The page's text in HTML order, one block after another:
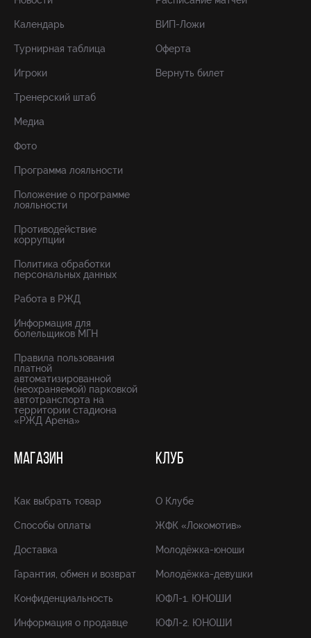
Календарь
Турнирная таблица
Игроки
Тренерский штаб
Медиа
Фото
Программа лояльности
Положение о программе
лояльности
Противодействие
коррупции
Политика обработки
персональных данных
Работа в РЖД
Информация для
болельщиков МГН
Правила пользования
платной
автоматизированной
(неохраняемой) парковкой
автотранспорта на
территории стадиона
«РЖД Арена»
ВИП-Ложи
Оферта
Вернуть билет
МАГАЗИН
Как выбрать товар
Способы оплаты
Доставка
Гарантия, обмен и возврат
Конфиденциальность
Информация о продавце
КЛУБ
О Клубе
ЖФК «Локомотив»
Молодёжка-юноши
Молодёжка-девушки
ЮФЛ-1. ЮНОШИ
ЮФЛ-2. ЮНОШИ